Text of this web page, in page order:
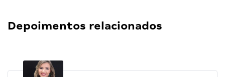
Depoimentos relacionados